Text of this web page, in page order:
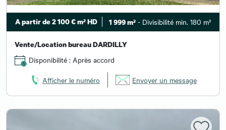
A partir de 2 100 € m² HD 1 999 m² - Divisibilité min. 180 m²
Vente/Location bureau DARDILLY
Disponibilité : Après accord
Afficher le numéro Envoyer un message